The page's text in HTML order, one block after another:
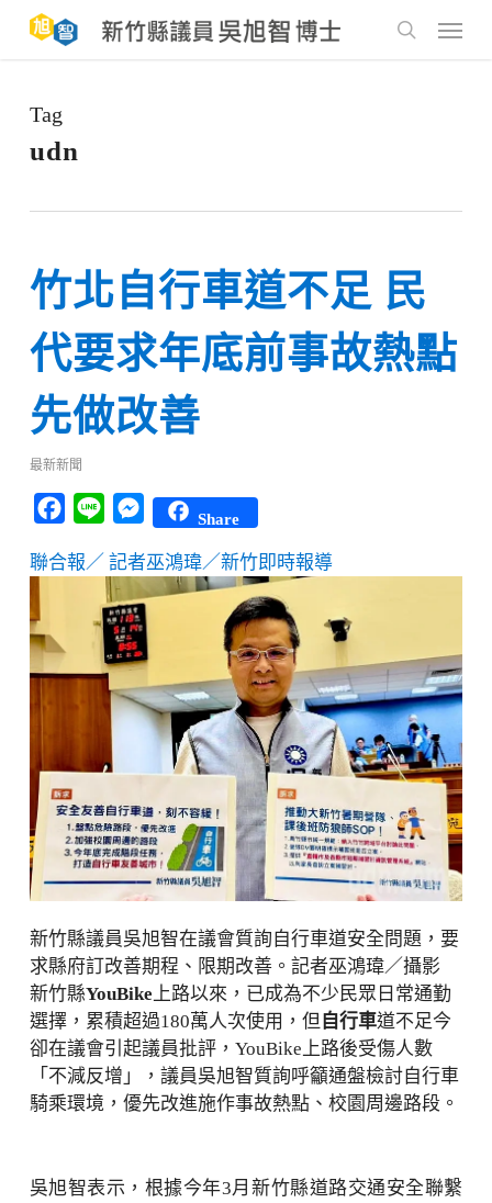
main
Menu
Tag
udn
竹北自行車道不足 民
代要求年底前事故熱點
先做改善
最新新聞
Facebook
Line Messenger
Share
聯合報／ 記者巫鴻瑋／新竹即時報導
新竹縣議員吳旭智在議會質詢自行車道安全問題，要
求縣府訂改善期程、限期改善。記者巫鴻瑋／攝影
新竹縣YouBike 上路以來，已成為不少民眾日常通勤
選擇，累積超過180萬人次使用，但 自行車道不足今
卻在議會引起議員批評，YouBike上路後受傷人數
「不減反增」，議員吳旭智質詢呼籲通盤檢討自行車
騎乘環境，優先改進施作事故熱點、校園周邊路段。
吳旭智表示，根據今年3月新竹縣道路交通安全聯繫